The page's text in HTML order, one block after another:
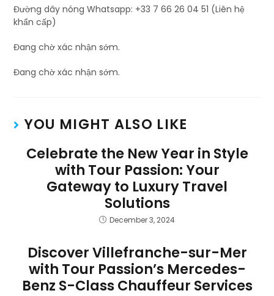
Đường dây nóng Whatsapp: +33 7 66 26 04 51 (Liên hệ
khẩn cấp)
Đang chờ xác nhận sớm.
Đang chờ xác nhận sớm.
YOU MIGHT ALSO LIKE
Celebrate the New Year in Style
with Tour Passion: Your
Gateway to Luxury Travel
Solutions
December 3, 2024
Discover Villefranche-sur-Mer
with Tour Passion’s Mercedes-
Benz S-Class Chauffeur Services